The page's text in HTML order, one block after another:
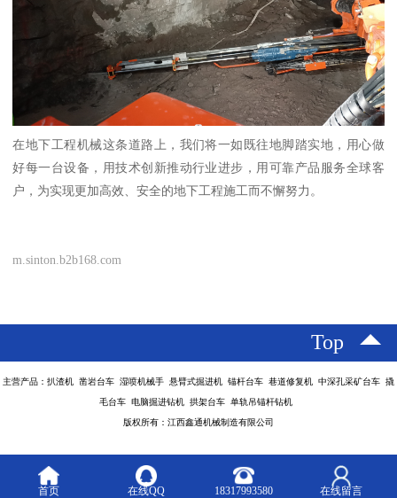
在地下工程机械这条道路上，我们将一如既往地脚踏实地，用心做
好每一台设备，用技术创新推动行业进步，用可靠产品服务全球客
户，为实现更加高效、安全的地下工程施工而不懈努力。
m.sinton.b2b168.com
Top
主营产品：扒渣机 凿岩台车 湿喷机械手 悬臂式掘进机 锚杆台车 巷道修复机 中深孔采矿台车 撬
毛台车 电脑掘进钻机 拱架台车 单轨吊锚杆钻机
版权所有：江西鑫通机械制造有限公司
首页 在线QQ 18317993580 在线留言